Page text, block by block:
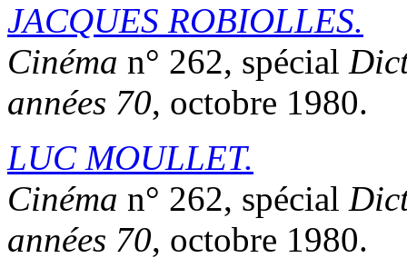
JACQUES ROBIOLLES.
Cinéma n° 262, spécial
années 70, octobre 1980.
LUC MOULLET.
Cinéma n° 262, spécial
années 70, octobre 1980.